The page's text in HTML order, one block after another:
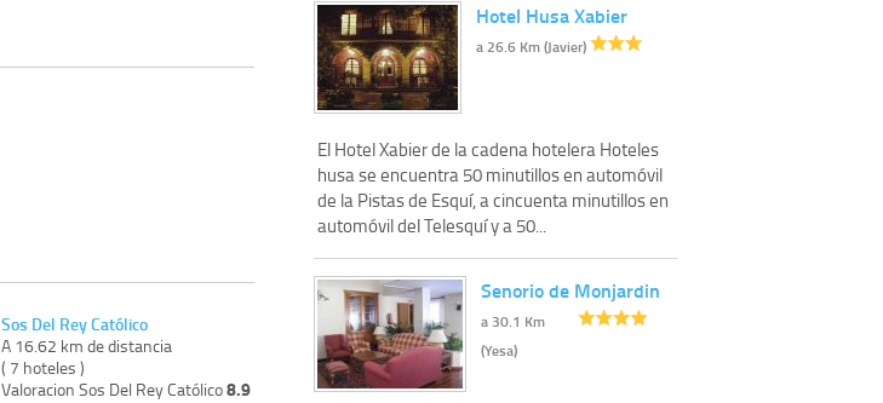
Sos Del Rey Católico
A 16.62 km de distancia
( 7 hoteles )
Valoracion Sos Del Rey Católico8.9
Hotel Husa Xabier
a 26.6 Km (Javier)
El Hotel Xabier de la cadena hotelera Hoteles
husa se encuentra 50 minutillos en automóvil
de la Pistas de Esquí, a cincuenta minutillos en
automóvil del Telesquí y a 50...
Senorio de Monjardin
a 30.1 Km
(Yesa)